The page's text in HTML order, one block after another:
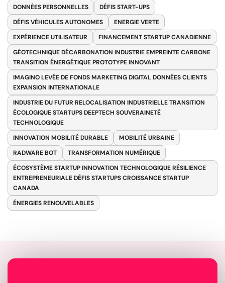
DONNÉES PERSONNELLES
DÉFIS START-UPS
DÉFIS VÉHICULES AUTONOMES
ENERGIE VERTE
EXPÉRIENCE UTILISATEUR
FINANCEMENT STARTUP CANADIENNE
GÉOTECHNIQUE DÉCARBONATION INDUSTRIE EMPREINTE CARBONE
TRANSITION ÉNERGÉTIQUE PROTOTYPE INNOVANT
IMAGINO LEVÉE DE FONDS MARKETING DIGITAL DONNÉES CLIENTS
EXPANSION INTERNATIONALE
INDUSTRIE DU FUTUR RELOCALISATION INDUSTRIELLE TRANSITION
ÉCOLOGIQUE STARTUPS DEEPTECH SOUVERAINETÉ
TECHNOLOGIQUE
INNOVATION MOBILITÉ DURABLE
MOBILITÉ URBAINE
RADWARE BOT
TRANSFORMATION NUMÉRIQUE
ÉCOSYSTÈME STARTUP INNOVATION TECHNOLOGIQUE RÉSILIENCE
ENTREPRENEURIALE DÉFIS STARTUPS CROISSANCE STARTUP
CANADA
ÉNERGIES RENOUVELABLES